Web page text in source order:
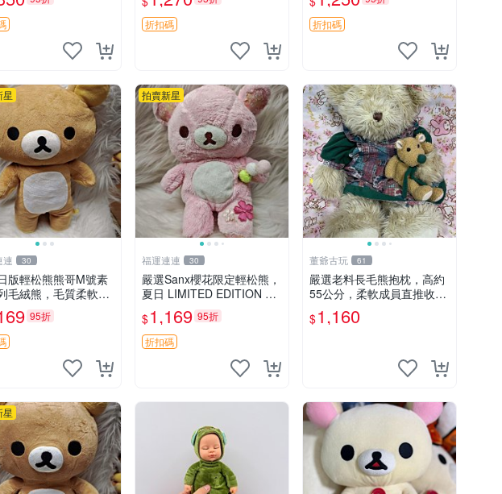
杯墊
折扣碼
折扣碼
星
連 30
版輕松熊熊哥M號素
毛絨熊，毛質柔軟，
愛，尺寸35cm，保
優異。收藏或贈送皆
。 中古 毛絨熊 毛玩
95折
拍賣新星
福運連連 30
嚴選Sanx櫻花限定輕松熊，
夏日 LIMITED EDITION 粉
色毛絨熊，背有拉鏈設計，
肚內填充豆袋，精致工藝呈
現，狀態如新，適合收藏與
送人 櫻花、
$1,169 95折
折扣碼
董爺古玩 61
嚴選老料長毛熊抱枕，高約
55公分，柔軟成員直推收藏
長毛熊 柔軟熊抱枕 55公分
$1,160
星